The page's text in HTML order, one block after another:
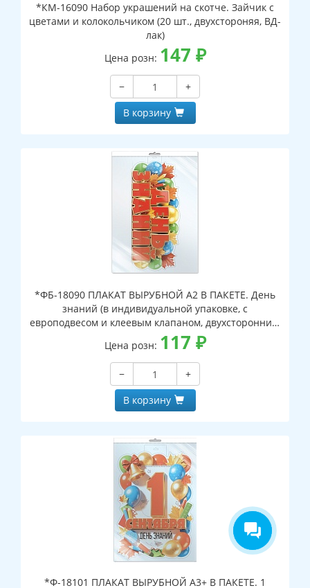
*КМ-16090 Набор украшений на скотче. Зайчик с
цветами и колокольчиком (20 шт., двухстороняя, ВД-
лак)
Цена розн: 147 ₽
−
+
В корзину
*ФБ-18090 ПЛАКАТ ВЫРУБНОЙ А2 В ПАКЕТЕ. День
знаний (в индивидуальной упаковке, с
европодвесом и клеевым клапаном, двухсторонний,
ВД-лак)
Цена розн: 117 ₽
−
+
В корзину
*Ф-18101 ПЛАКАТ ВЫРУБНОЙ А3+ В ПАКЕТЕ. 1